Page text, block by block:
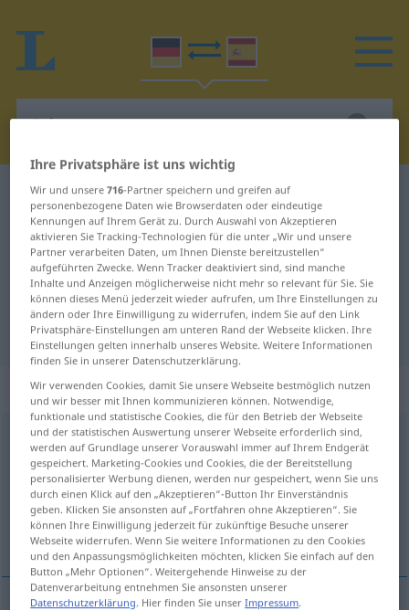
Deutsch-Spanisch Wörterbuch Schutznormen
Deutsch-Spanisch Übersetzung für
"Schutznormen"
"Schutznormen" Spanisch
Übersetzung
„Schutznormen“: Plural
Schutznormenpl
Übersicht aller Übersetzungen
(Für mehr Details die Übersetzung anklicken/antippen)
normas de protección
Ihre Privatsphäre ist uns wichtig
Wir und unsere716-Partner speichern und greifen auf
personenbezogene Daten wie Browserdaten oder eindeutige
Kennungen auf Ihrem Gerät zu. Durch Auswahl von Akzeptieren
aktivieren Sie Tracking-Technologien für die unter „Wir und unsere
Partner verarbeiten Daten, um Ihnen Dienste bereitzustellen“
aufgeführten Zwecke. Wenn Tracker deaktiviert sind, sind manche
Inhalte und Anzeigen möglicherweise nicht mehr so relevant für Sie. Sie
können dieses Menü jederzeit wieder aufrufen, um Ihre Einstellungen zu
ändern oder Ihre Einwilligung zu widerrufen, indem Sie auf den Link
Privatsphäre-Einstellungen am unteren Rand der Webseite klicken. Ihre
Einstellungen gelten innerhalb unseres Website. Weitere Informationen
finden Sie in unserer Datenschutzerklärung.
Wir verwenden Cookies, damit Sie unsere Webseite bestmöglich nutzen
und wir besser mit Ihnen kommunizieren können. Notwendige,
funktionale und statistische Cookies, die für den Betrieb der Webseite
und der statistischen Auswertung unserer Webseite erforderlich sind,
werden auf Grundlage unserer Vorauswahl immer auf Ihrem Endgerät
gespeichert. Marketing-Cookies und Cookies, die der Bereitstellung
personalisierter Werbung dienen, werden nur gespeichert, wenn Sie uns
durch einen Klick auf den „Akzeptieren“-Button Ihr Einverständnis
geben. Klicken Sie ansonsten auf „Fortfahren ohne Akzeptieren“. Sie
können Ihre Einwilligung jederzeit für zukünftige Besuche unserer
Webseite widerrufen. Wenn Sie weitere Informationen zu den Cookies
und den Anpassungsmöglichkeiten möchten, klicken Sie einfach auf den
Button „Mehr Optionen“. Weitergehende Hinweise zu der
Datenverarbeitung entnehmen Sie ansonsten unserer
Datenschutzerklärung. Hier finden Sie unserImpressum.